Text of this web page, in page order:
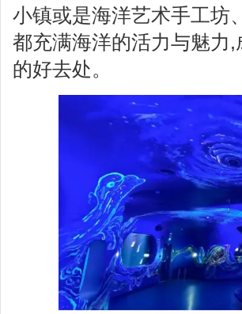
小镇或是海洋艺术手工坊
都充满海洋的活力与魅力
的好去处。